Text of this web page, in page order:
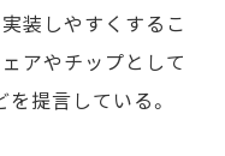
装しやすくするこ
アやチップとして
提言している。